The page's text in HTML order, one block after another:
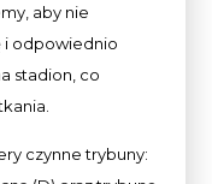
aby nie
i odpowiednio
stadion, co
czynne trybuny: